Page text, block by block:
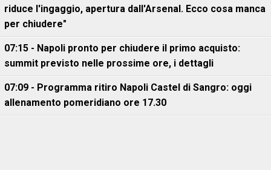
riduce l'ingaggio, apertura dall'Arsenal. Ecco cosa manca
per chiudere"
07:15 - Napoli pronto per chiudere il primo acquisto:
summit previsto nelle prossime ore, i dettagli
07:09 - Programma ritiro Napoli Castel di Sangro: oggi
allenamento pomeridiano ore 17.30